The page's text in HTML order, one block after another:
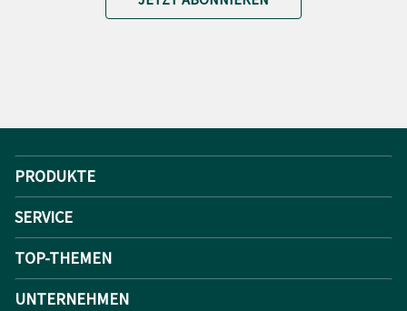
PRODUKTE
SERVICE
TOP-THEMEN
UNTERNEHMEN